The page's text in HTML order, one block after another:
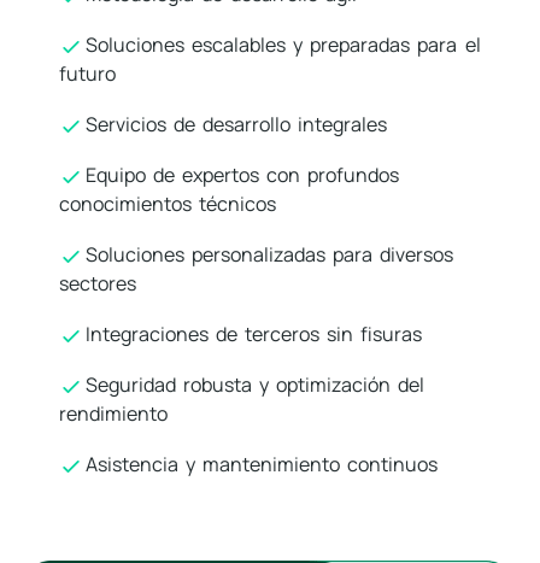
Soluciones escalables y preparadas para el
futuro
Servicios de desarrollo integrales
Equipo de expertos con profundos
conocimientos técnicos
Soluciones personalizadas para diversos
sectores
Integraciones de terceros sin fisuras
Seguridad robusta y optimización del
rendimiento
Asistencia y mantenimiento continuos